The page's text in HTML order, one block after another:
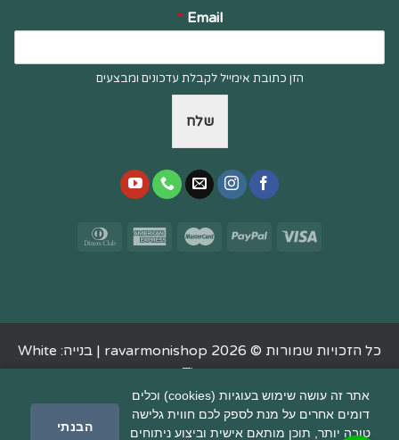
Email
*
הזן כתובת אימייל לקבלת עדכונים ומבצעים
שלח
כל הזכויות שמורות © 2026 ravarmonishop |
בנייה: White
Tiger
אתר זה עושה שימוש בעוגיות (cookies) וכלים
דומים אחרים על מנת לספק לכם חווית גלישה
טובה יותר, תוכן מותאם אישית וביצוע ניתוחים
הבנתי